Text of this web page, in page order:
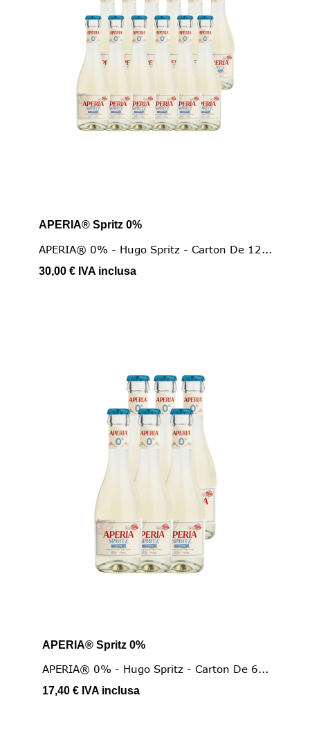
APERIA® Spritz 0%
APERIA® 0% - Hugo Spritz - Carton De 12...
30,00 € IVA inclusa
APERIA® Spritz 0%
APERIA® 0% - Hugo Spritz - Carton De 6...
17,40 € IVA inclusa